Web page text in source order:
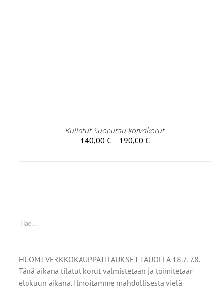
Kullatut Suopursu korvakorut
140,00 € – 190,00 €Hintaluokka:
HUOM! VERKKOKAUPPATILAUKSET TAUOLLA 18.7.-7.8.
Tänä aikana tilatut korut valmistetaan ja toimitetaan
elokuun aikana. Ilmoitamme mahdollisesta vielä